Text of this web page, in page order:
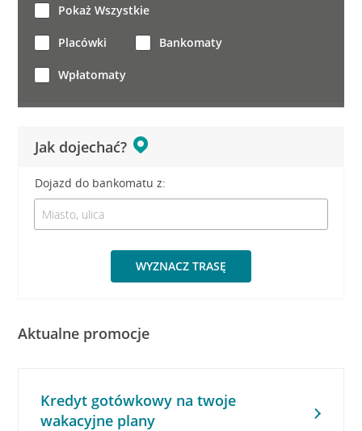
Jak dojechać?
Dojazd do bankomatu z:
WYZNACZ TRASĘ
Pokaż Wszystkie
Placówki Bankomaty
Wpłatomaty
Aktualne promocje
Kredyt gotówkowy na twoje
wakacyjne plany